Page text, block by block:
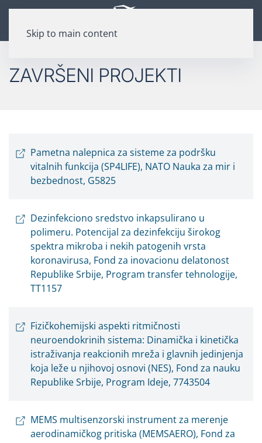
Skip to main content
ZAVRŠENI PROJEKTI
Pametna nalepnica za sisteme za podršku
vitalnih funkcija (SP4LIFE), NATO Nauka za mir i
bezbednost, G5825
Dezinfekciono sredstvo inkapsulirano u
polimeru. Potencijal za dezinfekciju širokog
spektra mikroba i nekih patogenih vrsta
koronavirusa, Fond za inovacionu delatonost
Republike Srbije, Program transfer tehnologije,
TT1157
Fizičkohemijski aspekti ritmičnosti
neuroendokrinih sistema: Dinamička i kinetička
istraživanja reakcionih mreža i glavnih jedinjenja
koja leže u njihovoj osnovi (NES), Fond za nauku
Republike Srbije, Program Ideje, 7743504
MEMS multisenzorski instrument za merenje
aerodinamičkog pritiska (MEMSAERO), Fond za